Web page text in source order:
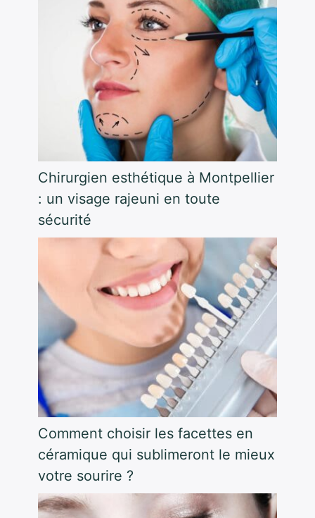
Chirurgien esthétique à Montpellier
: un visage rajeuni en toute
sécurité
Comment choisir les facettes en
céramique qui sublimeront le mieux
votre sourire ?